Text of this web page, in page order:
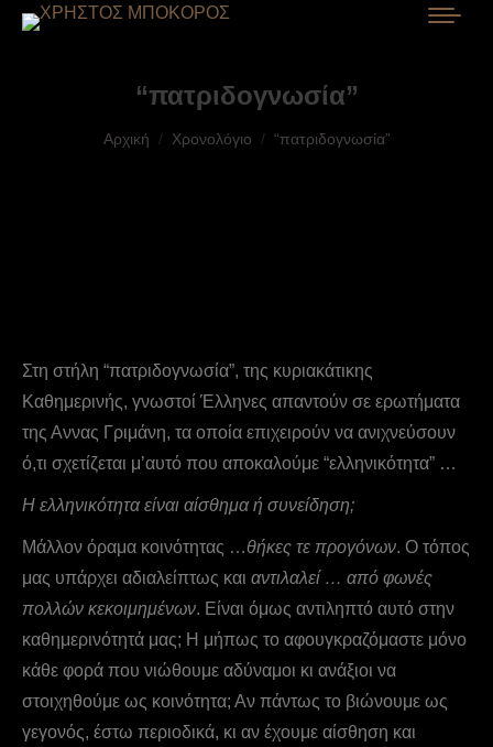
“πατριδογνωσία”
You are here:
Αρχική Χρονολόγιο “πατριδογνωσία”
Στη στήλη “πατριδογνωσία”, της κυριακάτικης
Καθημερινής, γνωστοί Έλληνες απαντούν σε ερωτήματα
της Αννας Γριμάνη, τα οποία επιχειρούν να ανιχνεύσουν
ό,τι σχετίζεται μ’αυτό που αποκαλούμε “ελληνικότητα” …
Η ελληνικότητα είναι αίσθημα ή συνείδηση;
Μάλλον όραμα κοινότητας …θήκες τε προγόνων. Ο τόπος
μας υπάρχει αδιαλείπτως και αντιλαλεί … από φωνές
πολλών κεκοιμημένων. Είναι όμως αντιληπτό αυτό στην
καθημερινότητά μας; Η μήπως το αφουγκραζόμαστε μόνο
κάθε φορά που νιώθουμε αδύναμοι κι ανάξιοι να
στοιχηθούμε ως κοινότητα; Αν πάντως το βιώνουμε ως
γεγονός, έστω περιοδικά, κι αν έχουμε αίσθηση και